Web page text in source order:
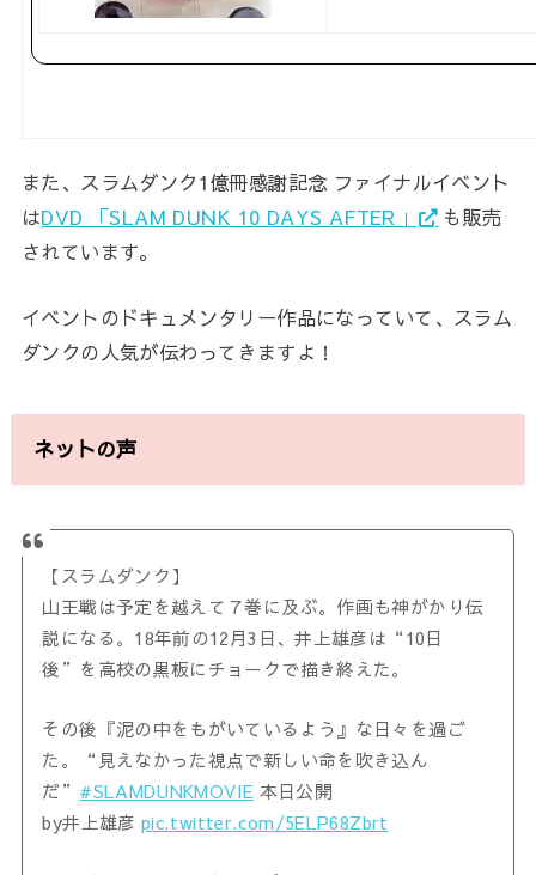
また、スラムダンク1億冊感謝記念 ファイナルイベント
はDVD 「SLAM DUNK 10 DAYS AFTER」
も販売
されています。
イベントのドキュメンタリー作品になっていて、スラム
ダンクの人気が伝わってきますよ！
ネットの声
【スラムダンク】
山王戦は予定を越えて７巻に及ぶ。作画も神がかり伝
説になる。18年前の12月3日、井上雄彦は“10日
後”を高校の黒板にチョークで描き終えた。
その後『泥の中をもがいているよう』な日々を過ご
た。“見えなかった視点で新しい命を吹き込ん
だ” #SLAMDUNKMOVIE 本日公開
by井上雄彦 pic.twitter.com/5ELP68Zbrt